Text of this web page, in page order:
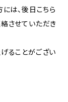
は、後日こちら
させていただき
ることがござい